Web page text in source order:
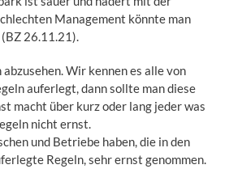
Management könnte man
26.11.21).
abzusehen. Wir kennen es alle von
auferlegt, dann sollte man diese
macht über kurz oder lang jeder was
nicht ernst.
und Betriebe haben, die in den
Regeln, sehr ernst genommen.